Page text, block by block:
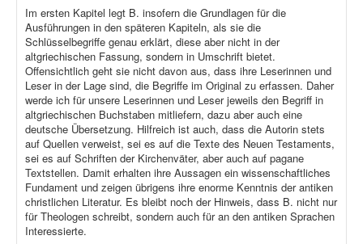
Im ersten Kapitel legt B. insofern die Grundlagen für die
Ausführungen in den späteren Kapiteln, als sie die
Schlüsselbegriffe genau erklärt, diese aber nicht in der
altgriechischen Fassung, sondern in Umschrift bietet.
Offensichtlich geht sie nicht davon aus, dass ihre Leserinnen und
Leser in der Lage sind, die Begriffe im Original zu erfassen. Daher
werde ich für unsere Leserinnen und Leser jeweils den Begriff in
altgriechischen Buchstaben mitliefern, dazu aber auch eine
deutsche Übersetzung. Hilfreich ist auch, dass die Autorin stets
auf Quellen verweist, sei es auf die Texte des Neuen Testaments,
sei es auf Schriften der Kirchenväter, aber auch auf pagane
Textstellen. Damit erhalten ihre Aussagen ein wissenschaftliches
Fundament und zeigen übrigens ihre enorme Kenntnis der antiken
christlichen Literatur. Es bleibt noch der Hinweis, dass B. nicht nur
für Theologen schreibt, sondern auch für an den antiken Sprachen
Interessierte.